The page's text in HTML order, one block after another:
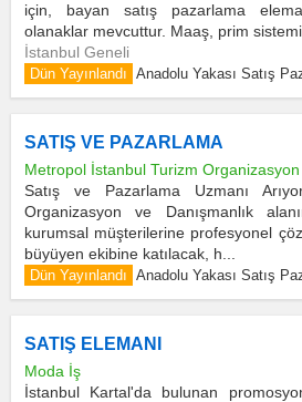
için, bayan satış pazarlama
olanaklar mevcuttur. Maaş, prim sistemi
İstanbul Geneli
Dün Yayınlandı Anadolu Yakası Satış
SATIŞ VE PAZARLAMA
Metropol İstanbul Turizm Organizasyon
Satış ve Pazarlama Uzmanı
Organizasyon ve Danışmanlık
kurumsal müşterilerine profesyonel
büyüyen ekibine katılacak, h...
Dün Yayınlandı Anadolu Yakası Satış
SATIŞ ELEMANI
Moda İş
İstanbul Kartal'da bulunan